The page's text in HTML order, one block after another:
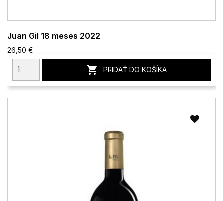
Juan Gil 18 meses 2022
26,50 €
 PRIDAŤ DO KOŠÍKA